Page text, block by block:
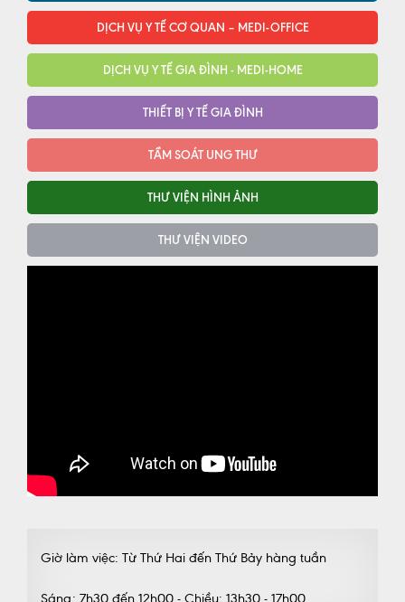
DỊCH VỤ Y TẾ CƠ QUAN – MEDI-OFFICE
DỊCH VỤ Y TẾ GIA ĐÌNH - MEDI-HOME
THIẾT BỊ Y TẾ GIA ĐÌNH
TẦM SOÁT UNG THƯ
THƯ VIỆN HÌNH ẢNH
THƯ VIỆN VIDEO
Giờ làm việc: Từ Thứ Hai đến Thứ Bảy hàng tuần